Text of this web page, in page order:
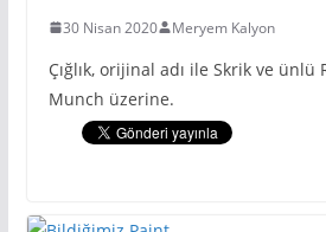
30 Nisan 2020 Meryem Kalyon
Çığlık, orijinal adı ile Skrik ve ünlü
Munch üzerine.